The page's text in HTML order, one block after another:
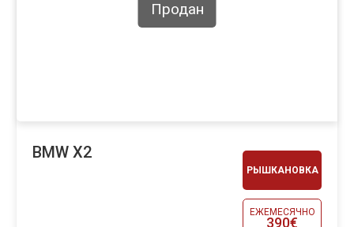
РЫШКАНОВКА
ЕЖЕМЕСЯЧНО
390€
Продан
BMW X2